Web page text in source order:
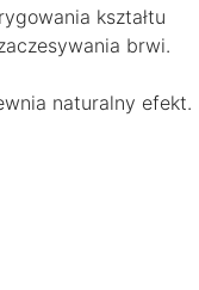
kształtu
brwi.
naturalny efekt.